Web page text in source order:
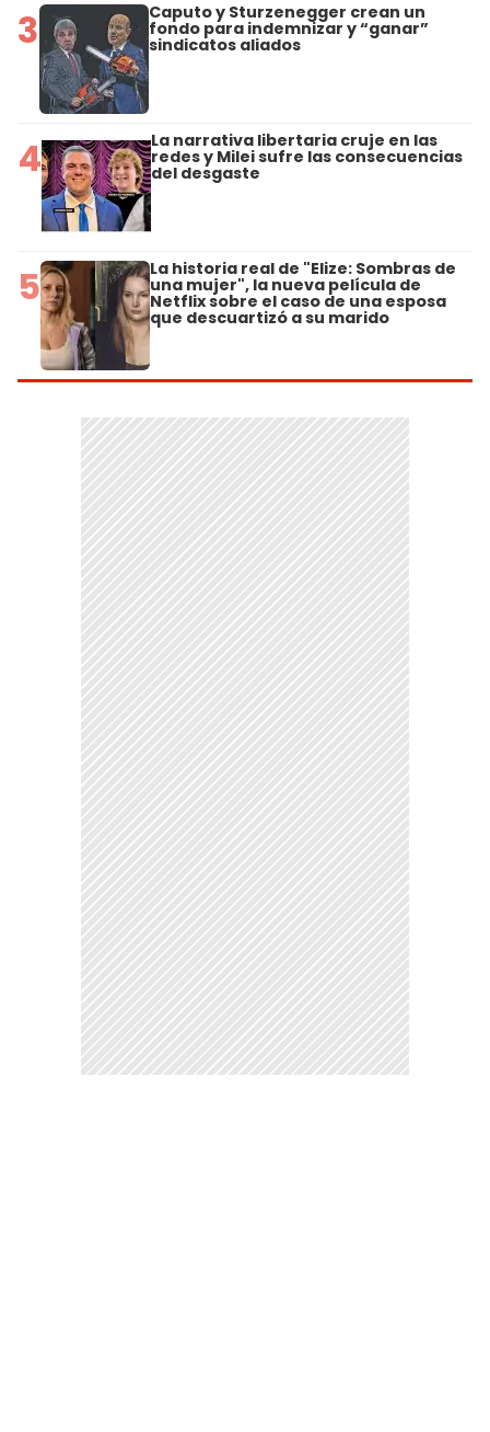
3 Caputo y Sturzenegger crean un
fondo para indemnizar y “ganar”
sindicatos aliados
4 La narrativa libertaria cruje en las
redes y Milei sufre las consecuencias
del desgaste
5 La historia real de "Elize: Sombras de
una mujer", la nueva película de
Netflix sobre el caso de una esposa
que descuartizó a su marido